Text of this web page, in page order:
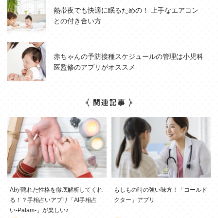
熱帯夜でも快適に眠るための！ 上手なエアコン
との付き合い方
赤ちゃんの予防接種スケジュールの管理は小児科
医監修のアプリがオススメ
AIが隠れた性格を徹底解析してくれ
る！？手相占いアプリ「AI手相占
い-Palam-」が楽しい♪
もしもの時の強い味方！「コールド
クター」アプリ